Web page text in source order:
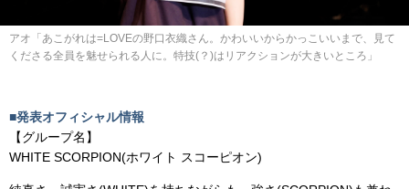
アオ「あこがれは=LOVEの野口衣織さん。かわいいからかっこいいまで、見て
くださる全員を魅せられる人に。特技(？)はリアクションが大きいところ」
■発表オフィシャル情報
【グループ名】
WHITE SCORPION(ホワイト スコーピオン)